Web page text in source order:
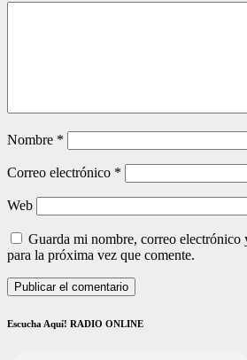
Nombre *
Correo electrónico *
Web
Guarda mi nombre, correo electrónico
para la próxima vez que comente.
Escucha Aquí! RADIO ONLINE